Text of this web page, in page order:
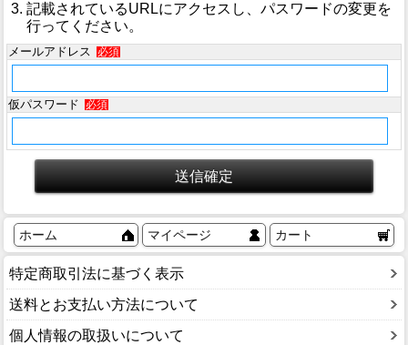
記載されているURLにアクセスし、パスワードの変更を
行ってください。
メールアドレス 必須
仮パスワード 必須
ホーム マイページ カート
特定商取引法に基づく表示
送料とお支払い方法について
個人情報の取扱いについて